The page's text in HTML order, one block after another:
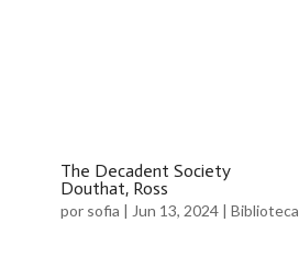
The Decadent Society
Douthat, Ross
por sofia | Jun 13, 2024| Biblioteca